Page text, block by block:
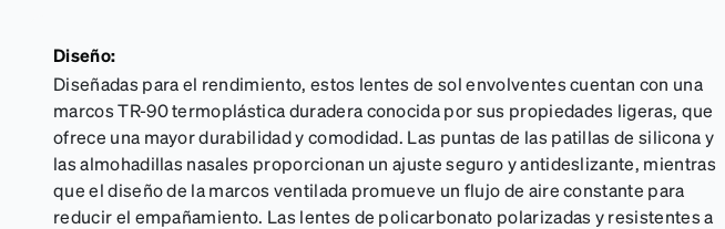
Diseño:
Diseñadas para el rendimiento, estos lentes de sol envolventes cuentan con una
marcos TR-90 termoplástica duradera conocida por sus propiedades ligeras, que
ofrece una mayor durabilidad y comodidad. Las puntas de las patillas de silicona y
las almohadillas nasales proporcionan un ajuste seguro y antideslizante, mientras
que el diseño de la marcos ventilada promueve un flujo de aire constante para
reducir el empañamiento. Las lentes de policarbonato polarizadas y resistentes a